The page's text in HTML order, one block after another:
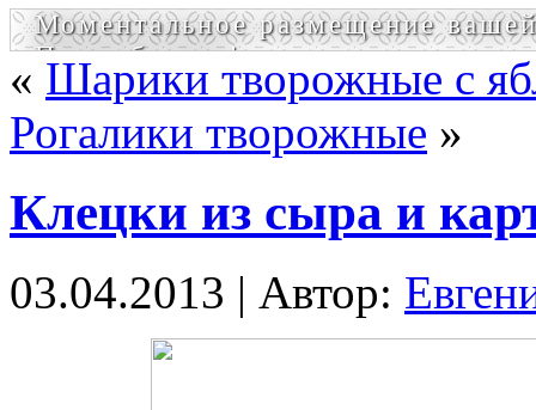
Моментальное размещение
Попробовать!
« Шарики творожные с
Рогалики творожные »
Клецки из сыра и
03.04.2013 | Автор: